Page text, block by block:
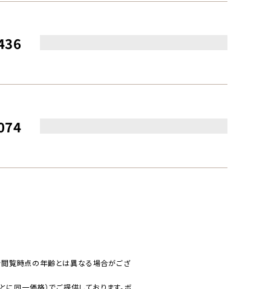
覧時点の年齢とは異なる場合がござ
に同一価格）でご提供しております。ボ